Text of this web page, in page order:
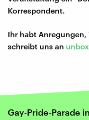
Korrespondent.
Ihr habt Anregungen,
schreibt uns an
Gay-Pride-Parade